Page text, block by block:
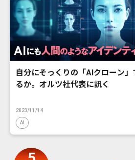
自分にそっくりの「AIクローン
るか。オルツ社代表に訊く
2023/11/14
AI